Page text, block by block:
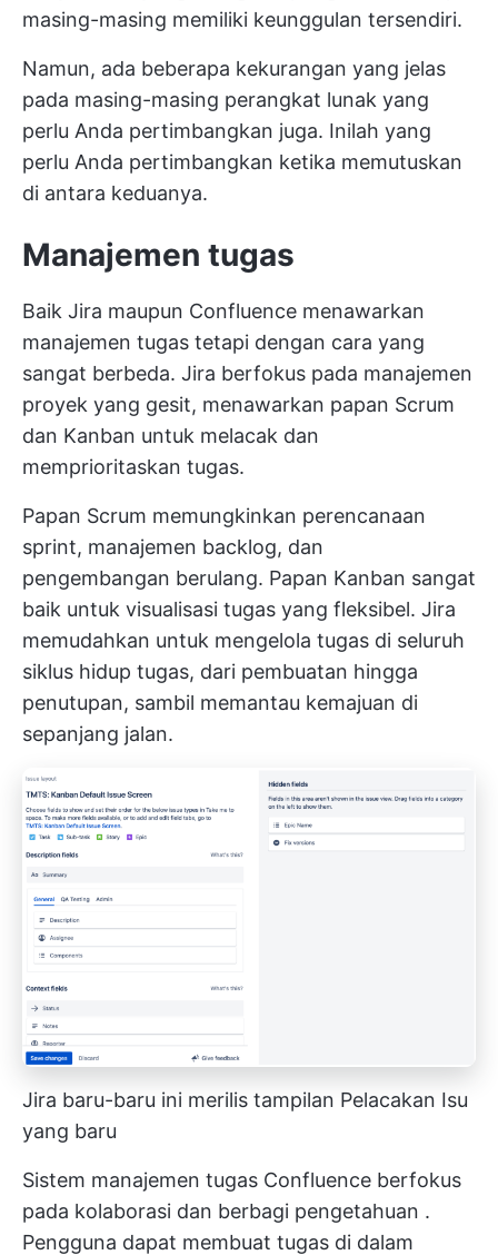
masing-masing memiliki keunggulan tersendiri.
Namun, ada beberapa kekurangan yang jelas
pada masing-masing perangkat lunak yang
perlu Anda pertimbangkan juga. Inilah yang
perlu Anda pertimbangkan ketika memutuskan
di antara keduanya.
Manajemen tugas
Baik Jira maupun Confluence menawarkan
manajemen tugas tetapi dengan cara yang
sangat berbeda. Jira berfokus pada manajemen
proyek yang gesit, menawarkan papan Scrum
dan Kanban untuk melacak dan
memprioritaskan tugas.
Papan Scrum memungkinkan perencanaan
sprint, manajemen backlog, dan
pengembangan berulang. Papan Kanban sangat
baik untuk visualisasi tugas yang fleksibel. Jira
memudahkan untuk mengelola tugas di seluruh
siklus hidup tugas, dari pembuatan hingga
penutupan, sambil memantau kemajuan di
sepanjang jalan.
Jira baru-baru ini merilis tampilan Pelacakan Isu
yang baru
Sistem manajemen tugas Confluence berfokus
pada kolaborasi dan berbagi pengetahuan .
Pengguna dapat membuat tugas di dalam